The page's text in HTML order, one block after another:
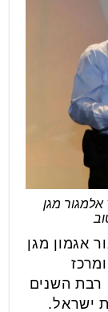
מגן
אגמון מגן
רבת השנים
ישראל.